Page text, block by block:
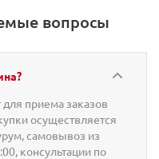
вопросы
приема заказов
осуществляется
самовывоз из
консультации по